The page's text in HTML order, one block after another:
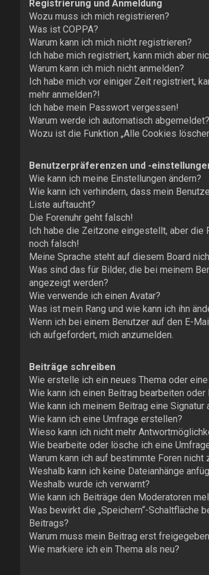
Registrierung und Anmeldung
Wozu muss ich mich registrieren?
Was ist COPPA?
Warum kann ich mich nicht registrieren?
Ich habe mich registriert, kann mich aber
Warum kann ich mich nicht anmelden?
Ich habe mich vor einiger Zeit registriert,
mehr anmelden?!
Ich habe mein Passwort vergessen!
Warum werde ich automatisch abgemeldet?
Wozu ist die Funktion „Alle Cookies
Benutzerpräferenzen und -
Wie kann ich meine Einstellungen ändern?
Wie kann ich verhindern, dass mein
Liste auftaucht?
Die Forenuhr geht falsch!
Ich habe die Zeitzone eingestellt, aber die
noch falsch!
Meine Sprache steht auf diesem Board
Was sind das für Bilder, die bei meinem
angezeigt werden?
Wie verwende ich einen Avatar?
Was ist mein Rang und wie kann ich ihn
Wenn ich bei einem Benutzer auf den E-
ich aufgefordert, mich anzumelden.
Beiträge schreiben
Wie erstelle ich ein neues Thema oder
Wie kann ich einen Beitrag bearbeiten oder
Wie kann ich meinem Beitrag eine Signatur
Wie kann ich eine Umfrage erstellen?
Wieso kann ich nicht mehr
Wie bearbeite oder lösche ich eine
Warum kann ich auf bestimmte Foren nicht
Weshalb kann ich keine Dateianhänge
Weshalb wurde ich verwarnt?
Wie kann ich Beiträge den Moderatoren
Was bewirkt die „Speichern“-Schaltfläche
Beitrags?
Warum muss mein Beitrag erst
Wie markiere ich ein Thema als neu?